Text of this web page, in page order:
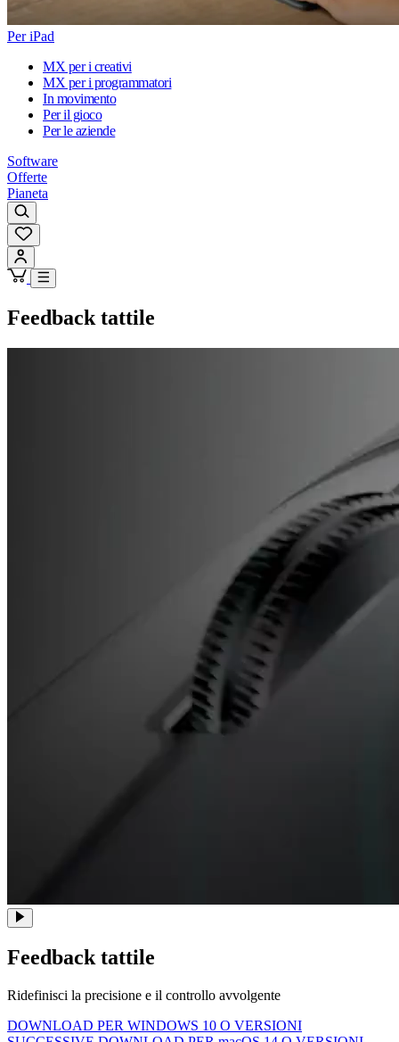
Per iPad
MX per i creativi
MX per i programmatori
In movimento
Per il gioco
Per le aziende
Software
Offerte
Pianeta
Feedback tattile
Feedback tattile
Ridefinisci la precisione e il controllo avvolgente
DOWNLOAD PER WINDOWS 10 O VERSIONI